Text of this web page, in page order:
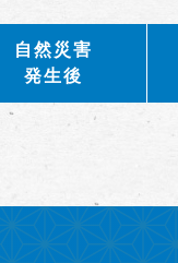
自然災害
発生後